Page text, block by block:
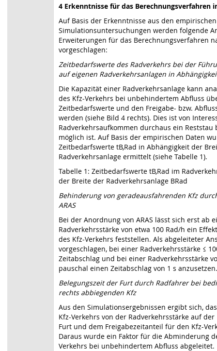
4 Erkenntnisse für das Berechnungsverfahren
Auf Basis der Erkenntnisse aus den
Simulationsuntersuchungen werden folgende
Erweiterungen für das Berechnungsverfahren
vorgeschlagen:
Zeitbedarfswerte des Radverkehrs bei der
auf eigenen Radverkehrsanlagen in
Die Kapazität einer Radverkehrsanlage kann
des Kfz-Verkehrs bei unbehindertem Abfluss
Zeitbedarfswerte und den Freigabe- bzw.
werden (siehe Bild 4 rechts). Dies ist von
Radverkehrsaufkommen durchaus ein Reststau
möglich ist. Auf Basis der empirischen Daten
Zeitbedarfswerte tB,Rad in Abhängigkeit der
Radverkehrsanlage ermittelt (siehe Tabelle 1).
Tabelle 1: Zeitbedarfswerte tB,Rad im
der Breite der Radverkehrsanlage BRad
Behinderung von geradeausfahrenden Kfz
ARAS
Bei der Anordnung von ARAS lässt sich erst ab
Radverkehrsstärke von etwa 100 Rad/h ein
des Kfz-Verkehrs feststellen. Als abgeleiteter
vorgeschlagen, bei einer Radverkehrsstärke ≤
Zeitabschlag und bei einer Radverkehrsstärke
pauschal einen Zeitabschlag von 1 s anzusetzen.
Belegungszeit der Furt durch Radfahrer bei
rechts abbiegenden Kfz
Aus den Simulationsergebnissen ergibt sich,
Kfz-Verkehrs von der Radverkehrsstärke auf
Furt und dem Freigabezeitanteil für den Kfz-
Daraus wurde ein Faktor für die Abminderung
Verkehrs bei unbehindertem Abfluss abgeleitet.